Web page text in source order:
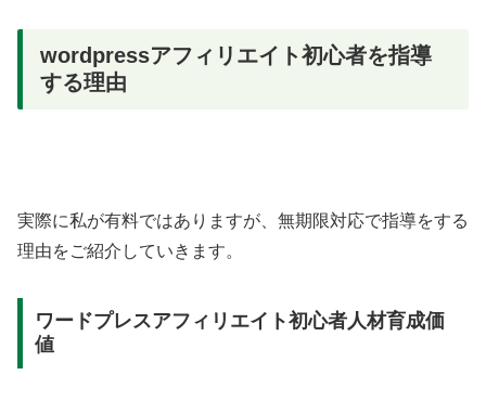
wordpressアフィリエイト初心者を指導
する理由
実際に私が有料ではありますが、無期限対応で指導をする
理由をご紹介していきます。
ワードプレスアフィリエイト初心者人材育成価
値